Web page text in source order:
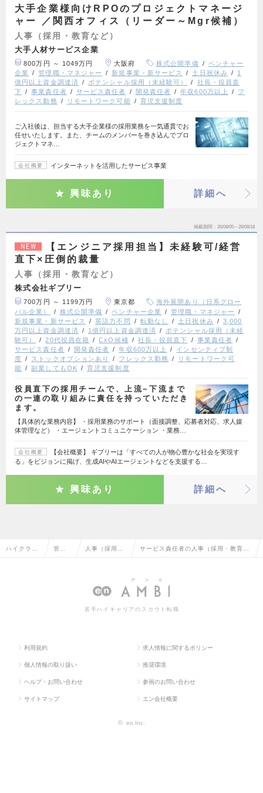
大手企業様向けRPOのプロジェクトマネージ
ャー ／関西オフィス（リーダー～Mgr候補）
人事（採用・教育など）
大手人材サービス企業
800万円 ～ 1049万円 大阪府 株式公開準備
ベンチャー
企業
管理職・マネジャー 新規事業・新サービス 土日祝休み
1
億円以上資金調達済
ポテンシャル採用（未経験可）
社長・役員直
下
事業責任者 サービス責任者 開発責任者 年収600万以上
フ
レックス勤務
リモートワーク可能 育児支援制度
ご入社後は、担当する大手企業様の採用業務を一気通貫でお
任せいたします。また、チームのメンバーを巻き込んでプロ
ジェクトマネ…
会社概要 インターネットを活用したサービス事業
興味あり 詳細へ
掲載期間 26/08/05～26/08/18
NEW
【エンジニア採用担当】未経験可/経営
直下×圧倒的裁量
人事（採用・教育など）
株式会社ギブリー
700万円 ～ 1199万円 東京都
海外展開あり（日系グロー
バル企業）
株式公開準備 ベンチャー企業
管理職・マネジャー
新規事業・新サービス
英語力不問 転勤なし 土日祝休み
3,000
万円以上資金調達済
1億円以上資金調達済
ポテンシャル採用（未経
験可）
20代役員在籍 CxO候補 社長・役員直下
事業責任者
サービス責任者
開発責任者 年収600万以上
インセンティブ制
度
ストックオプションあり フレックス勤務
リモートワーク可
能
副業してもOK 育児支援制度
役員直下の採用チームで、上流~下流まで
の一連の取り組みに責任を持っていただき
ます。
【具体的な業務内容】 ・採用業務のサポート（面接調整、応募者対応、求人媒
体管理など） ・エージェントコミュニケーション ・業務…
会社概要
【会社概要】 ギブリーは「すべての人が物心豊かな社会を実現す
る」をビジョンに掲げ、生成AIやAIエージェントなどを支援する…
興味あり 詳細へ
ハイクラス 管理 人事（採用・ サービス責任者の人事（採用・教育な
若手ハイキャリアのスカウト転職
利用規約 求人情報に関するポリシー
個人情報の取り扱い 推奨環境
ヘルプ・お問い合わせ 参画のお問い合わせ
サイトマップ エン会社概要
© en Inc.